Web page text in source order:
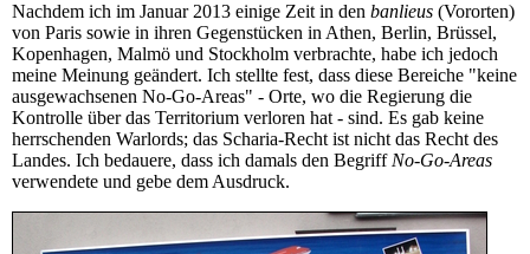
Nachdem ich im Januar 2013 einige Zeit in den banlieus (Vororten)
von Paris sowie in ihren Gegenstücken in Athen, Berlin, Brüssel,
Kopenhagen, Malmö und Stockholm verbrachte, habe ich jedoch
meine Meinung geändert. Ich stellte fest, dass diese Bereiche "keine
ausgewachsenen No-Go-Areas" - Orte, wo die Regierung die
Kontrolle über das Territorium verloren hat - sind. Es gab keine
herrschenden Warlords; das Scharia-Recht ist nicht das Recht des
Landes. Ich bedauere, dass ich damals den Begriff No-Go-Areas
verwendete und gebe dem Ausdruck.